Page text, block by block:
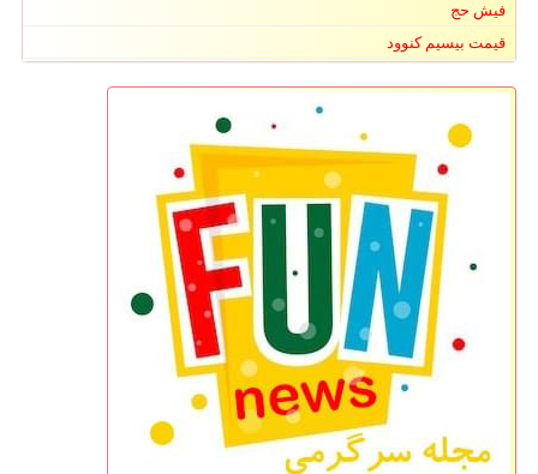
فیش حج
قیمت بیسیم کنوود